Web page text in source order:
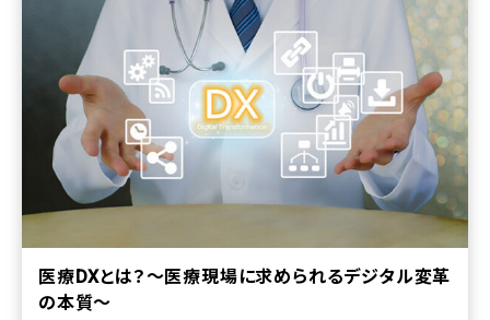
医療DXとは？～医療現場に求められるデジタル変革
の本質～